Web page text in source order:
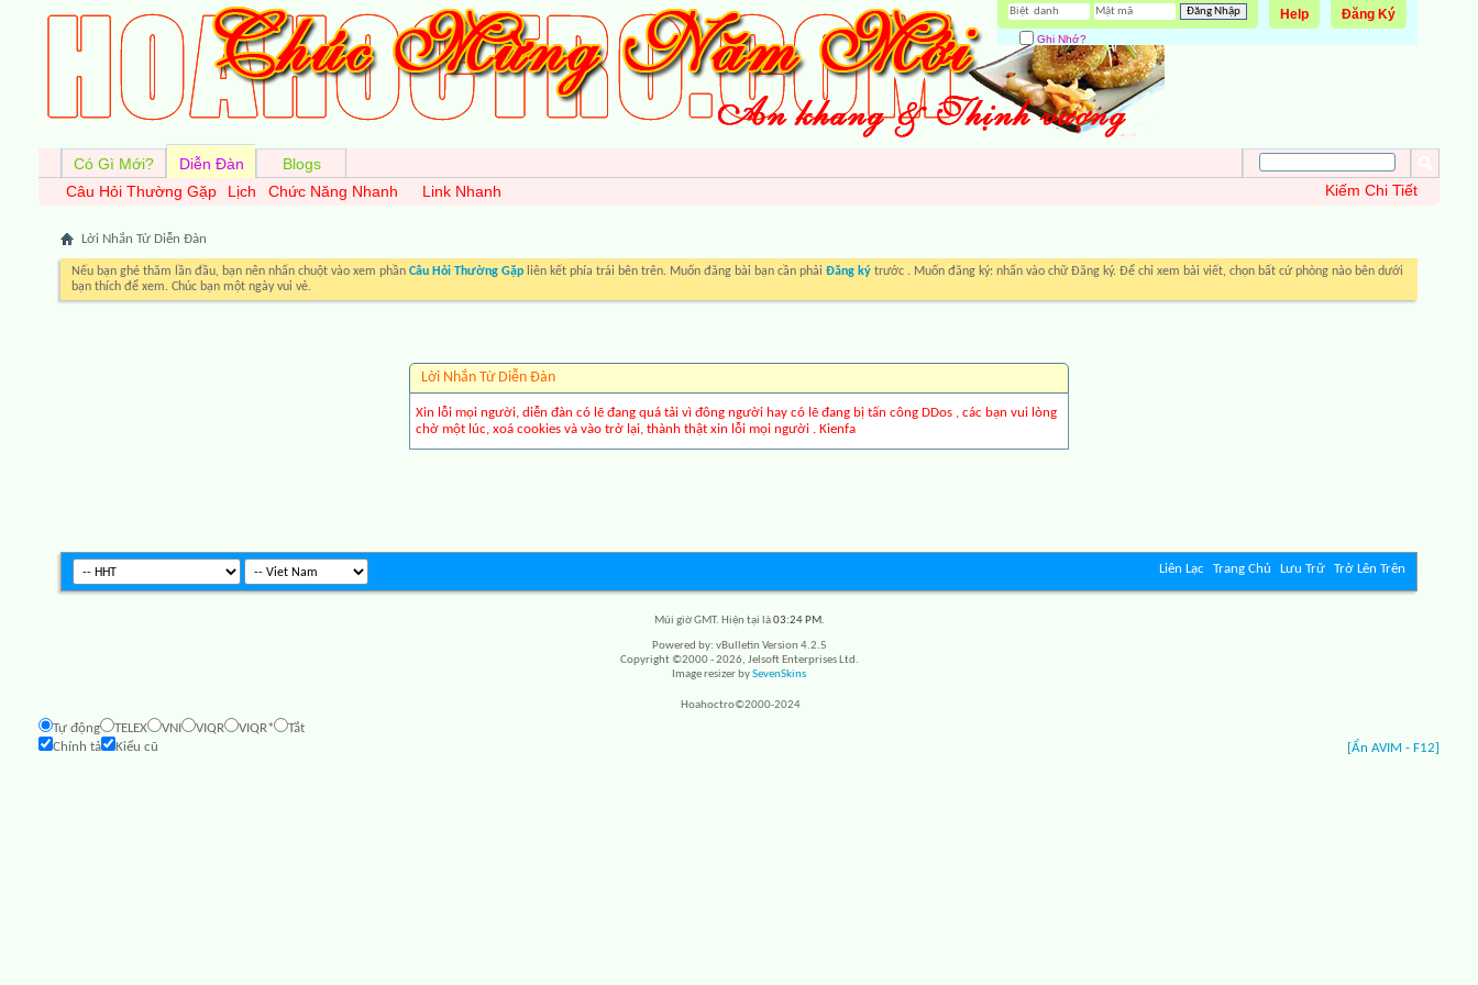
Đăng Ký
Help
Ghi Nhớ?
Có Gì Mới?
Diễn Đàn
Câu Hỏi Thường Gặp
Lịch Chức Năng Nhanh Link Nhanh
Blogs
Kiếm Chi Tiết
Lời Nhắn Từ Diễn Ðàn
Nếu bạn ghé thăm lần đầu, bạn nên nhấn chuột vào xem phần Câu Hỏi Thường Gặp liên kết phía trái bên trên. Muốn đăng bài bạn cần phải Đăng ký trước . Muốn đăng ký: nhấn vào chữ Đăng ký. Để chỉ xem bài viết, chọn bất cứ phòng nào bên dưới
bạn thích để xem. Chúc bạn một ngày vui vẻ.
Lời Nhắn Từ Diễn Ðàn
Xin lỗi mọi người, diễn đàn có lẽ đang quá tải vì đông người hay có lẽ đang bị tấn công DDos , các bạn vui lòng
chờ một lúc, xoá cookies và vào trở lại, thành thật xin lỗi mọi người . Kienfa
Liên Lạc Trang Chủ Lưu Trữ Trở Lên Trên
Múi giờ GMT. Hiện tại là03:24 PM.
Powered by: vBulletin Version 4.2.5
Copyright ©2000 - 2026, Jelsoft Enterprises Ltd.
Image resizer bySevenSkins
Hoahoctro©2000-2024
Tự động TELEX VNI VIQR VIQR*
Tắt
[Ẩn AVIM - F12]
Chính tả Kiểu cũ